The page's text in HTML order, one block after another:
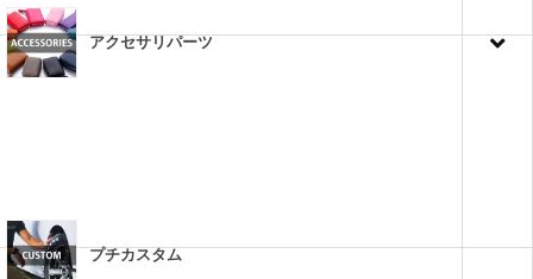
アクセサリパーツ
プチカスタム